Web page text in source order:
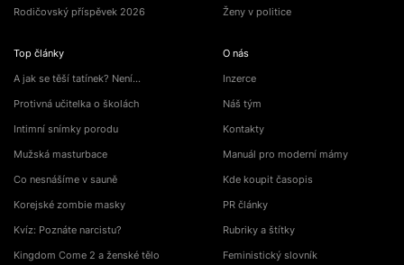
Rodičovský příspěvek 2026
Top články
A jak se těší tatínek? Není…
Protivná učitelka o školách
Intimní snímky porodu
Mužská masturbace
Co nesnášíme v sauně
Korejské zombie masky
Kvíz: Poznáte narcistu?
Kingdom Come 2 a ženské tělo
Ženy v politice
O nás
Inzerce
Náš tým
Kontakty
Manuál pro moderní mámy
Kde koupit časopis
PR články
Rubriky a štítky
Feministický slovník